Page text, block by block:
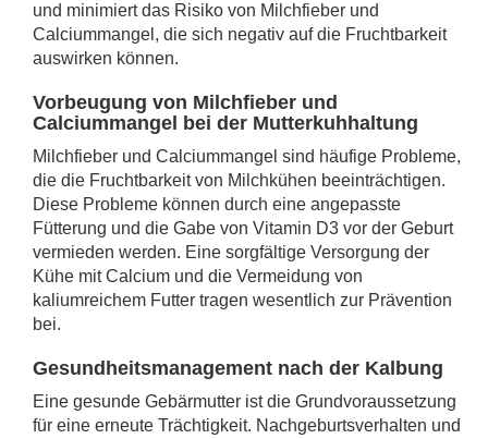
und minimiert das Risiko von Milchfieber und
Calciummangel, die sich negativ auf die Fruchtbarkeit
auswirken können.
Vorbeugung von Milchfieber und
Calciummangel bei der Mutterkuhhaltung
Milchfieber und Calciummangel sind häufige Probleme,
die die Fruchtbarkeit von Milchkühen beeinträchtigen.
Diese Probleme können durch eine angepasste
Fütterung und die Gabe von Vitamin D3 vor der Geburt
vermieden werden. Eine sorgfältige Versorgung der
Kühe mit Calcium und die Vermeidung von
kaliumreichem Futter tragen wesentlich zur Prävention
bei.
Gesundheitsmanagement nach der Kalbung
Eine gesunde Gebärmutter ist die Grundvoraussetzung
für eine erneute Trächtigkeit. Nachgeburtsverhalten und